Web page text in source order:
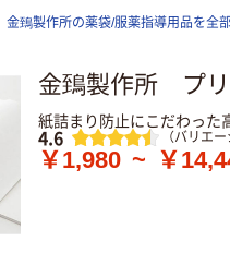
金鵄製作所の薬袋/服薬指導用品を全
金鵄製作所 プ
紙詰まり防止にこだわった
レビュー
4.6 （バリエ
￥1,980 ~ ￥